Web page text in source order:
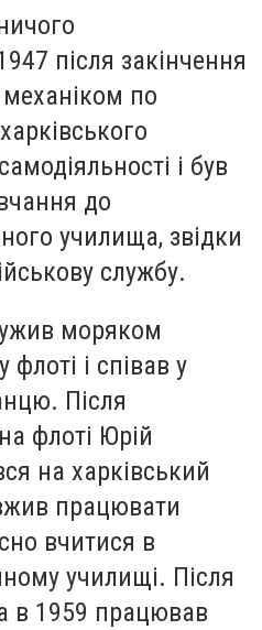
після закінчення
по
і був
до
училища, звідки
службу.
моряком
і співав у
Після
флоті Юрій
на харківський
працювати
вчитися в
училищі. Після
в 1959 працював